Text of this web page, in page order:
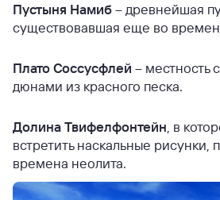
Пустыня Намиб– древнейшая
существовавшая еще во
Плато Соссусфлей – местность
дюнами из красного песка.
Долина Твифелфонтейн, в
встретить наскальные рисунки,
времена неолита.